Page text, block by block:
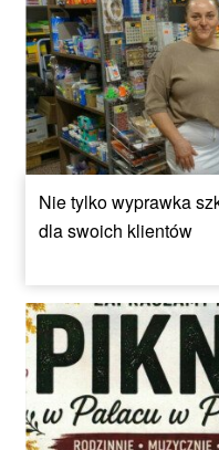
Nie tylko wyprawka
dla swoich klientów